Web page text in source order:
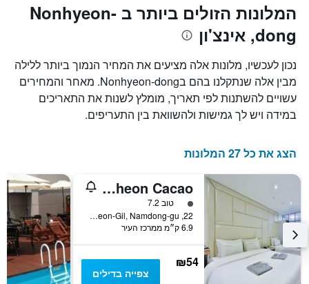
הממוצע
חדר
סוף
השבוע
זה
שנמצא
בימים
X
המציגים
את
מספר
הימים
שנותרו
עד
למועד
השהות
כולל
ציר
המציג
את
מחיר
הממוצע
של
חדר
המלונות הזולים ביותר ב Nonhyeon-
dong, אינצ'ון
נכון לעכשיו, מלונות אלה מציעים את המחיר הנמוך ביותר ללילה
מבין אלה שנתקלנו בהם בNonhyeon-dong. מאחר והמחירים
עשויים להשתנות לפי תאריך, מומלץ לשנות את התאריכים
במידה ויש לך גמישות ולהשוואת בין התעריפים.
הצג את כל 27 המלונות
Incheon Cacao
דירוג 1 מחלקת נוסעיםטוב 7.2
22, Soraeyeok-ro 30Beon-Gil, Namdong-gu, אינצ'ון, דרום קוריאה
6.9 ק״מ ממרכז העיר
₪54
צפייה בדילים